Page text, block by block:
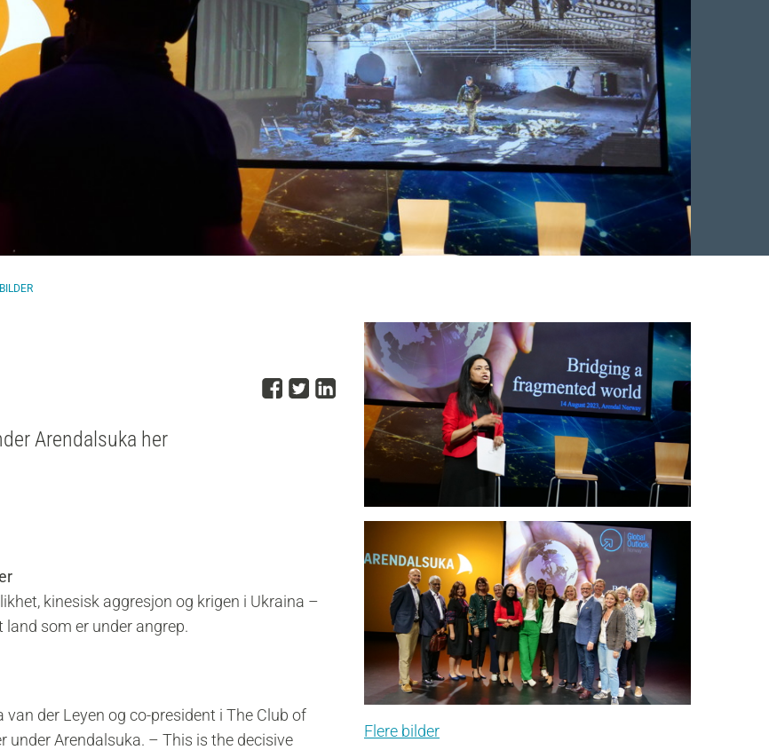
Del på Facebook
Del på Twitter
Del på LinkedIn
Arendalsuka her
kinesisk aggresjon og krigen i Ukraina –
som er under angrep.
der Leyen og co-president i The Club of
under Arendalsuka. – This is the decisive
Flere bilder